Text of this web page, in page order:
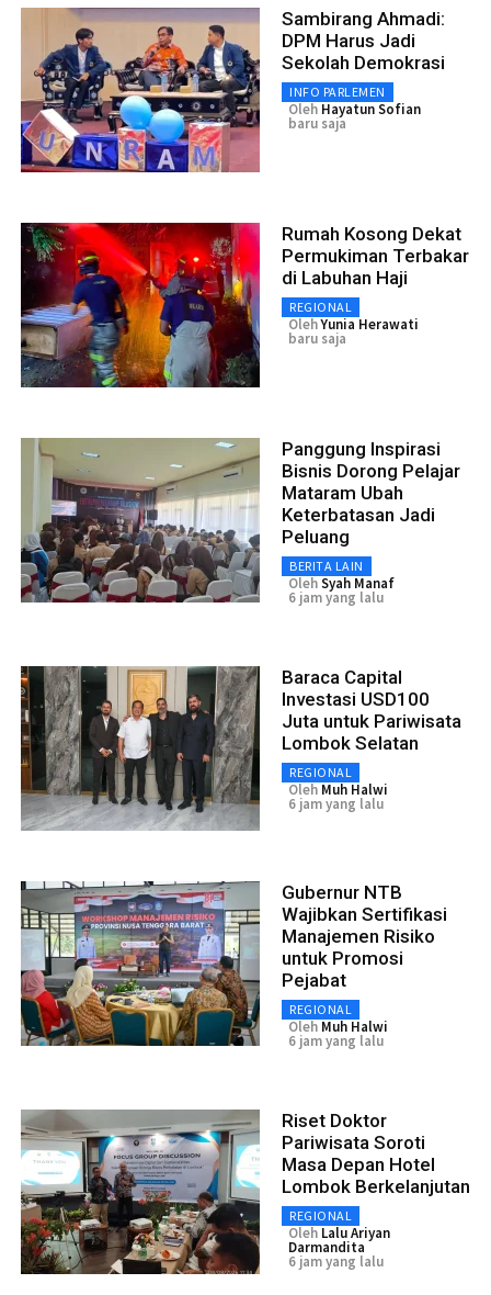
Sambirang Ahmadi:
DPM Harus Jadi
Sekolah Demokrasi
INFO PARLEMEN
Oleh Hayatun Sofian
baru saja
Rumah Kosong Dekat
Permukiman Terbakar
di Labuhan Haji
REGIONAL
OlehYunia Herawati
baru saja
Panggung Inspirasi
Bisnis Dorong Pelajar
Mataram Ubah
Keterbatasan Jadi
Peluang
BERITA LAIN
OlehSyah Manaf
6 jam yang lalu
Baraca Capital
Investasi USD100
Juta untuk Pariwisata
Lombok Selatan
REGIONAL
Oleh Muh Halwi
6 jam yang lalu
Gubernur NTB
Wajibkan Sertifikasi
Manajemen Risiko
untuk Promosi
Pejabat
REGIONAL
Oleh Muh Halwi
6 jam yang lalu
Riset Doktor
Pariwisata Soroti
Masa Depan Hotel
Lombok Berkelanjutan
REGIONAL
Oleh Lalu Ariyan
Darmandita
6 jam yang lalu